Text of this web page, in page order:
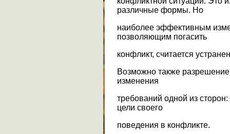
различные формы. Но
наиболее эффективным
позволяющим погасить
конфликт, считается
Возможно также
изменения
требований одной из
цели своего
поведения в конфликте.